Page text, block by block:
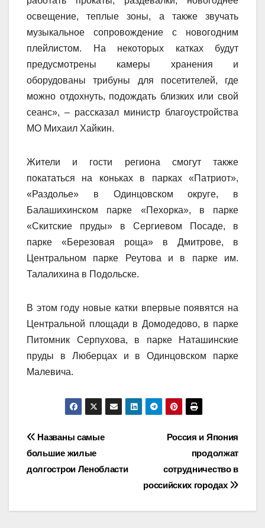
освещение, теплые зоны, а также звучать
музыкальное сопровождение с новогодним
плейлистом. На некоторых катках будут
предусмотрены камеры хранения и
оборудованы трибуны для посетителей, где
можно отдохнуть, подождать близких или свой
сеанс», – рассказал министр благоустройства
МО Михаил Хайкин.
Жители и гости региона смогут также
покататься на коньках в парках «Патриот»,
«Раздолье» в Одинцовском округе, в
Балашихинском парке «Пехорка», в парке
«Скитские пруды» в Сергиевом Посаде, в
парке «Березовая роща» в Дмитрове, в
Центральном парке Реутова и в парке им.
Талалихина в Подольске.
В этом году новые катки впервые появятся на
Центральной площади в Домодедово, в парке
Питомник Серпухова, в парке Наташинские
пруды в Люберцах и в Одинцовском парке
Малевича.
Навигация
по
Россия и Япония
продолжат
сотрудничество в
российских городах
Названы самые
большие жилые
долгострои Ленобласти